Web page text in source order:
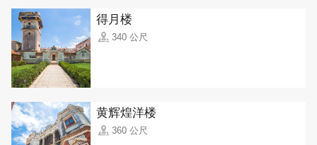
得月楼
340 公尺
黄辉煌洋楼
360 公尺